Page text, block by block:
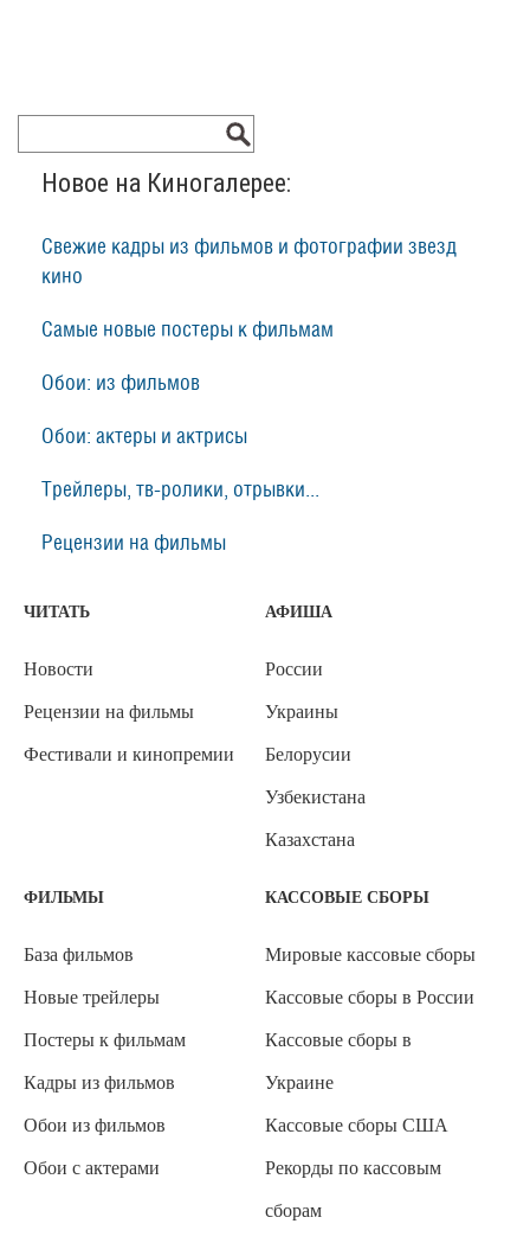
Новое на Киногалерее:
Свежие кадры из фильмов и фотографии звезд
кино
Самые новые постеры к фильмам
Обои: из фильмов
Обои: актеры и актрисы
Трейлеры, тв-ролики, отрывки...
Рецензии на фильмы
ЧИТАТЬ
Новости
Рецензии на фильмы
Фестивали и кинопремии
АФИША
России
Украины
Белорусии
Узбекистана
Казахстана
ФИЛЬМЫ
База фильмов
Новые трейлеры
Постеры к фильмам
Кадры из фильмов
Обои из фильмов
Обои с актерами
КАССОВЫЕ СБОРЫ
Мировые кассовые сборы
Кассовые сборы в России
Кассовые сборы в
Украине
Кассовые сборы США
Рекорды по кассовым
сборам